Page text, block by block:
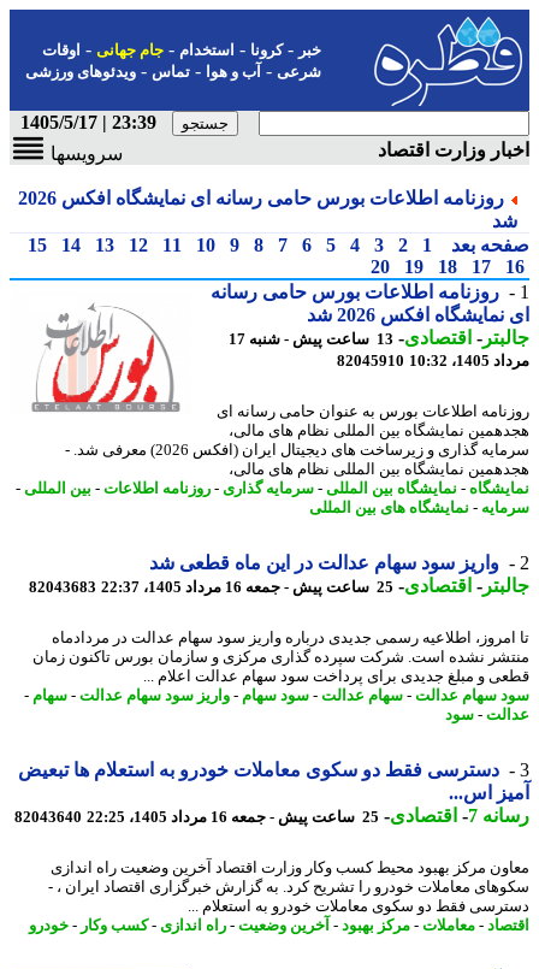
-کرونا-استخدام- جام جهانی-اوقات
شرعی-آب و هوا-تماس-ویدئوهای ورزشی
23:39 | 1405/5/17
وزارت اقتصاد
سرویسها
روزنامه اطلاعات بورس حامی رسانه ای نمایشگاه افکس 2026
بعد
1
2
3
4
5
6
7
8
9
10
11
12
13
14
15
17
18
19
20
روزنامه اطلاعات بورس حامی رسانه
افکس 2026 شد
-اقتصادی-
13 ساعت پیش - شنبه 17
10:32
82045910
اطلاعات بورس به عنوان حامی رسانه ای
نمایشگاه بین المللی نظام های مالی،
سرمایه گذاری و زیرساخت های دیجیتال ایران (افکس 2026) معرفی شد. -
نمایشگاه بین المللی نظام های مالی،
-نمایشگاه بین المللی-سرمایه گذاری- روزنامه اطلاعات-بین المللی-
-نمایشگاه های بین المللی
واریز سود سهام عدالت در این ماه قطعی شد
-اقتصادی-25 ساعت پیش - جمعه 16 مرداد 1405، 22:37 82043683
اطلاعیه رسمی جدیدی درباره واریز سود سهام عدالت در مردادماه
نشده است. شرکت سپرده گذاری مرکزی و سازمان بورس تاکنون زمان
و مبلغ جدیدی برای پرداخت سود سهام عدالت اعلام ...
سهام عدالت-سهام عدالت-سود سهام-واریز سود سهام عدالت-سهام-
-سود
دسترسی فقط دو سکوی معاملات خودرو به استعلام ها تبعیض
اس...
7
-اقتصادی-25 ساعت پیش - جمعه 16 مرداد 1405، 22:25 82043640
مرکز بهبود محیط کسب وکار وزارت اقتصاد آخرین وضعیت راه اندازی
معاملات خودرو را تشریح کرد. به گزارش خبرگزاری اقتصاد ایران ، -
فقط دو سکوی معاملات خودرو به استعلام ...
-معاملات-مرکز بهبود-آخرین وضعیت-راه اندازی- کسب وکار -خودرو